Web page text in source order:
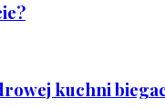
kuchni